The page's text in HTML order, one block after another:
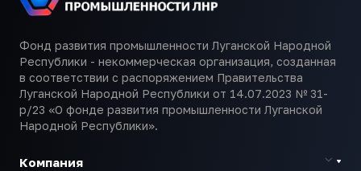
Фонд развития промышленности Луганской Народной
Республики - некоммерческая организация, созданная
в соответствии с распоряжением Правительства
Луганской Народной Республики от 14.07.2023 № 31-
р/23 «О фонде развития промышленности Луганской
Народной Республики».
Компания